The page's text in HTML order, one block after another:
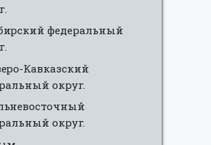
федеральный
Кавказский
округ.
округ.